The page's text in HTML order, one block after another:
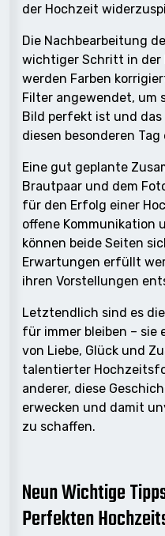
der Hochzeit
Die Nachbearbeitung
wichtiger Schritt in der
werden Farben
Filter angewendet, um
Bild perfekt ist und das
diesen besonderen
Eine gut geplante
Brautpaar und dem
für den Erfolg einer
offene Kommunikation
können beide Seiten
Erwartungen erfüllt
ihren Vorstellungen
Letztendlich sind es
für immer bleiben – sie
von Liebe, Glück und
talentierter
anderer, diese
erwecken und damit
zu schaffen.
Neun Wichtige
Perfekten